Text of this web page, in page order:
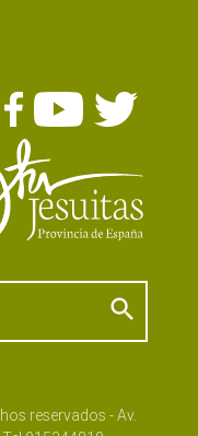
search
reservados - Av.